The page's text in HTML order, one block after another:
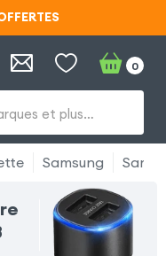
et plus…
0
Samsung